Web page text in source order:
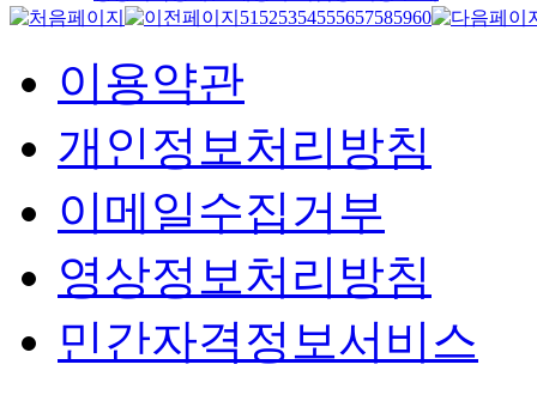
51525354555657585960
이용약관
개인정보처리방침
이메일수집거부
영상정보처리방침
민간자격정보서비스